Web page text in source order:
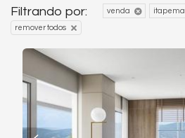
Filtrando por: venda itapema
remover todos